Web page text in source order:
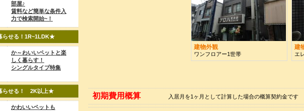
建物外観
ワンフロアー1世帯
建
エ
初期費用概算 入居月を1ヶ月として計算した場合の概算契約金です
部屋♪
賃料など簡単な条件入
力で検索開始~！
らせる！1R~1LDK★
か～わいいペットと楽
しく暮らす！
シングルタイプ特集
らせる！ 2K以上★
かわいいペットも